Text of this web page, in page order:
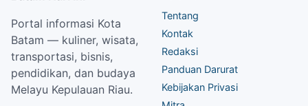
Portal informasi Kota
Batam — kuliner, wisata,
transportasi, bisnis,
pendidikan, dan budaya
Melayu Kepulauan Riau.
Tentang
Kontak
Redaksi
Panduan Darurat
Kebijakan Privasi